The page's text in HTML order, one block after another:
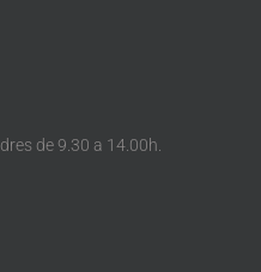
de 9.30 a 14.00h.